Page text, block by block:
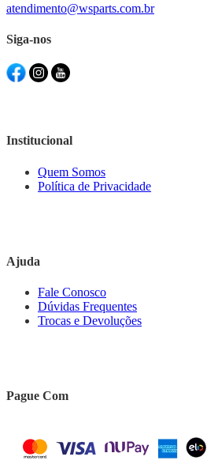
atendimento@wsparts.com.br
Siga-nos
Institucional
Quem Somos
Política de Privacidade
Ajuda
Fale Conosco
Dúvidas Frequentes
Trocas e Devoluções
Pague Com